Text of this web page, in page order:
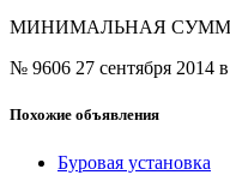
МИНИМАЛЬНАЯ СУММА
№ 9606 27 сентября 2014
Похожие объявления
Буровая установка